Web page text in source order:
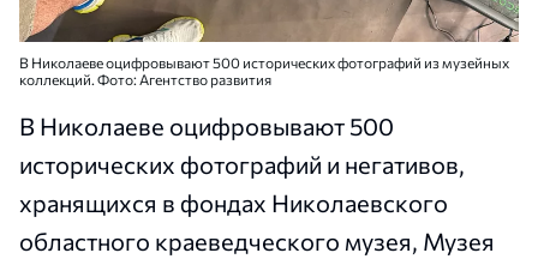
В Николаеве оцифровывают 500 исторических фотографий из музейных
коллекций. Фото: Агентство развития
В Николаеве оцифровывают 500
исторических фотографий и негативов,
хранящихся в фондах Николаевского
областного краеведческого музея, Музея